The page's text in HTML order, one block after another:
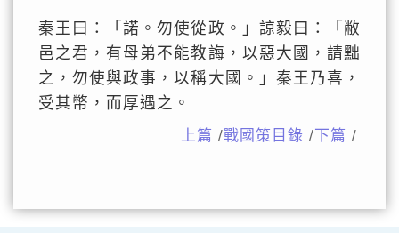
秦王曰：「諾。勿使從政。」諒毅曰：「敝
邑之君，有母弟不能教誨，以惡大國，請黜
之，勿使與政事，以稱大國。」秦王乃喜，
受其幣，而厚遇之。
上篇 /戰國策目錄 /下篇 /